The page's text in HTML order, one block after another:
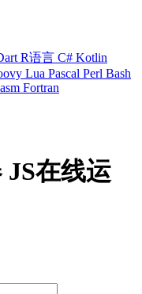
R语言 C# Kotlin
Lua Pascal Perl Bash
Fortran
JS在线运